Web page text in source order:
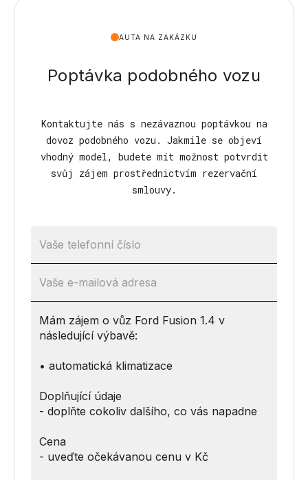
AUTA NA ZAKÁZKU
Poptávka podobného vozu
Kontaktujte nás s nezávaznou poptávkou na
dovoz podobného vozu. Jakmile se objeví
vhodný model, budete mít možnost potvrdit
svůj zájem prostřednictvím rezervační
smlouvy.